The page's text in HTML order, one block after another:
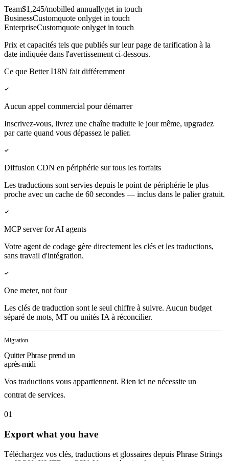
Team$1,245/mobilled annuallyget in touch
BusinessCustomquote onlyget in touch
EnterpriseCustomquote onlyget in touch
Prix et capacités tels que publiés sur leur page de tarification à la
date indiquée dans l'avertissement ci-dessous.
Ce que Better I18N fait différemment
Aucun appel commercial pour démarrer
Inscrivez-vous, livrez une chaîne traduite le jour même, upgradez
par carte quand vous dépassez le palier.
Diffusion CDN en périphérie sur tous les forfaits
Les traductions sont servies depuis le point de périphérie le plus
proche avec un cache de 60 secondes — inclus dans le palier gratuit.
MCP server for AI agents
Votre agent de codage gère directement les clés et les traductions,
sans travail d'intégration.
One meter, not four
Les clés de traduction sont le seul chiffre à suivre. Aucun budget
séparé de mots, MT ou unités IA à réconcilier.
Migration
Quitter Phrase prend un
après-midi
Vos traductions vous appartiennent. Rien ici ne nécessite un
contrat de services.
01
Export what you have
Téléchargez vos clés, traductions et glossaires depuis Phrase Strings